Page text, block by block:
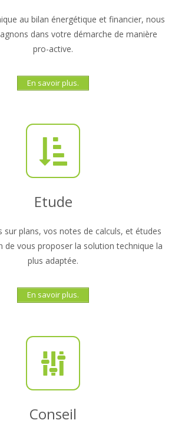
au bilan énergétique et financier, nous
dans votre démarche de manière
pro-active.
En savoir plus.
Etude
sur plans, vos notes de calculs, et études
de vous proposer la solution technique la
plus adaptée.
En savoir plus.
Conseil